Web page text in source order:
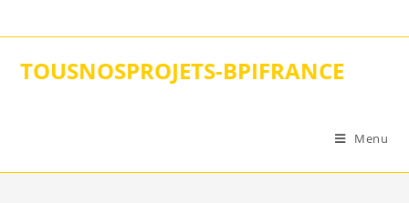
to
TOUSNOSPROJETS-BPIFRANCE
Menu